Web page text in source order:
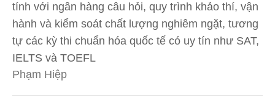
tính với ngân hàng câu hỏi, quy trình khảo thí, vận
hành và kiểm soát chất lượng nghiêm ngặt, tương
tự các kỳ thi chuẩn hóa quốc tế có uy tín như SAT,
IELTS và TOEFL
Phạm Hiệp